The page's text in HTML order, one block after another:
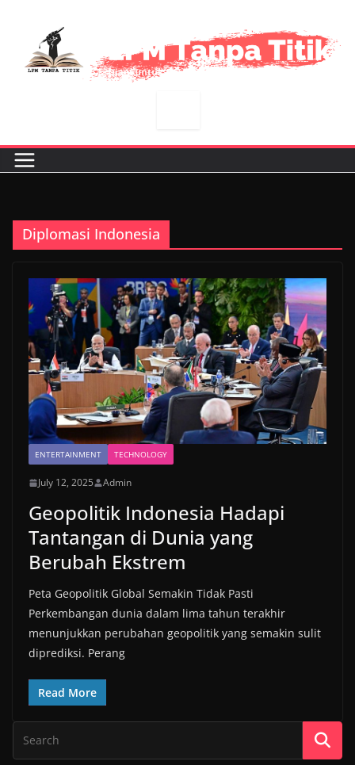
content
Diplomasi Indonesia
ENTERTAINMENT TECHNOLOGY
July 12, 2025 Admin
Geopolitik Indonesia Hadapi
Tantangan di Dunia yang
Berubah Ekstrem
Peta Geopolitik Global Semakin Tidak Pasti
Perkembangan dunia dalam lima tahun terakhir
menunjukkan perubahan geopolitik yang semakin sulit
diprediksi. Perang
Read More